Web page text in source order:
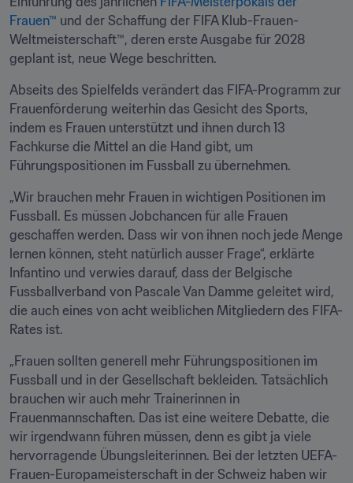
Frauen™ und der Schaffung der FIFA Klub-Frauen-
Weltmeisterschaft™, deren erste Ausgabe für 2028
geplant ist, neue Wege beschritten.
Abseits des Spielfelds verändert das FIFA-Programm zur
Frauenförderung weiterhin das Gesicht des Sports,
indem es Frauen unterstützt und ihnen durch 13
Fachkurse die Mittel an die Hand gibt, um
Führungspositionen im Fussball zu übernehmen.
„Wir brauchen mehr Frauen in wichtigen Positionen im
Fussball. Es müssen Jobchancen für alle Frauen
geschaffen werden. Dass wir von ihnen noch jede Menge
lernen können, steht natürlich ausser Frage“, erklärte
Infantino und verwies darauf, dass der Belgische
Fussballverband von Pascale Van Damme geleitet wird,
die auch eines von acht weiblichen Mitgliedern des FIFA-
Rates ist.
„Frauen sollten generell mehr Führungspositionen im
Fussball und in der Gesellschaft bekleiden. Tatsächlich
brauchen wir auch mehr Trainerinnen in
Frauenmannschaften. Das ist eine weitere Debatte, die
wir irgendwann führen müssen, denn es gibt ja viele
hervorragende Übungsleiterinnen. Bei der letzten UEFA-
Frauen-Europameisterschaft in der Schweiz haben wir